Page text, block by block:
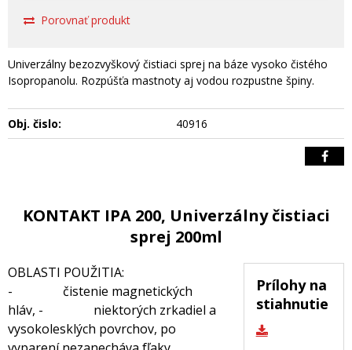
Porovnať produkt
Univerzálny bezozvyškový čistiaci sprej na báze vysoko čistého
Isopropanolu. Rozpúšťa mastnoty aj vodou rozpustne špiny.
Obj. čislo: 40916
KONTAKT IPA 200, Univerzálny čistiaci
sprej 200ml
Prílohy na
stiahnutie
OBLASTI POUŽITIA:
- čistenie magnetických
hláv, - niektorých zrkadiel a
vysokolesklých povrchov, po